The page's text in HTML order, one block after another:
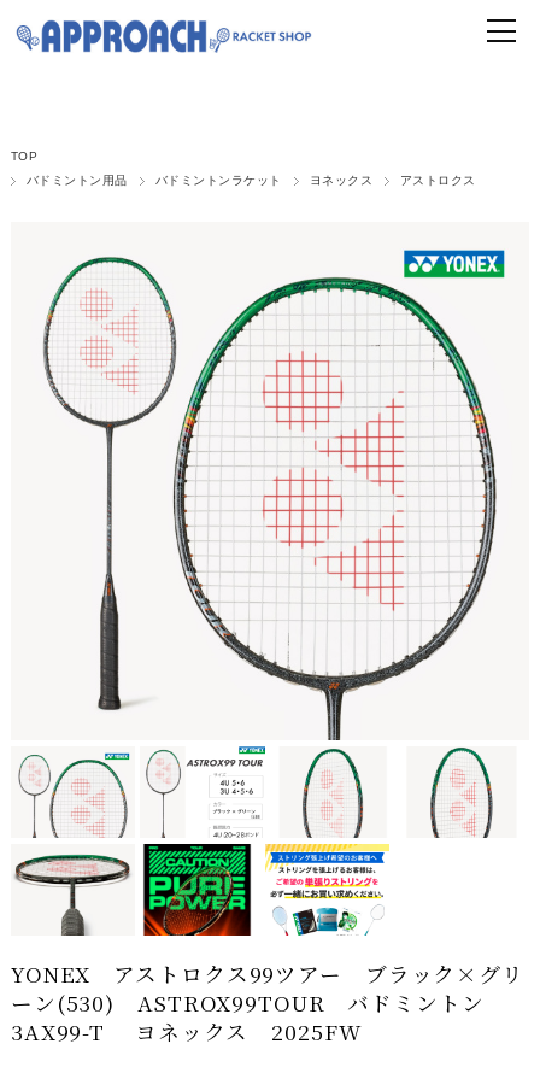
TOP
バドミントン用品
バドミントンラケット ヨネックス アストロクス
YONEX アストロクス99ツアー ブラック×グリ
ーン(530) ASTROX99TOUR バドミントン
3AX99-T ヨネックス 2025FW